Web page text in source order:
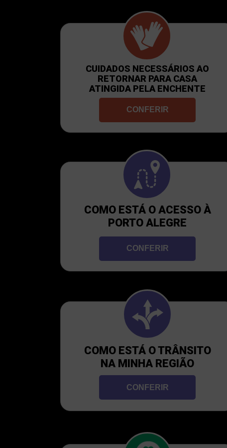
COMO ESTÁ O TRÂNSITO
NA MINHA REGIÃO
CONFERIR
CUIDADOS NECESSÁRIOS AO
RETORNAR PARA CASA
ATINGIDA PELA ENCHENTE
CONFERIR
COMO ESTÁ O ACESSO À
PORTO ALEGRE
CONFERIR